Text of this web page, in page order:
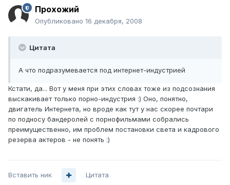
Прохожий
Опубликовано 16 декабря, 2008
Цитата
А что подразумевается под интернет-индустрией
Кстати, да... Вот у меня при этих словах тоже из подсознания
выскакивает только порно-индустрия :) Оно, понятно,
двигатель Интернета, но вроде как тут у нас скорее почтари
по подносу бандеролей с порнофильмами собрались
преимущественно, им проблем постановки света и кадрового
резерва актеров - не понять :)
Вставить ник Цитата